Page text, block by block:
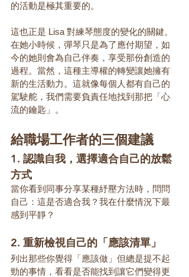
的活動是極其重要的。
這也正是 Lisa 對練琴態度的變化的關鍵。
在她小時候，彈琴只是為了應付期望，如
今的她則會為自己伴奏，享受那份創造的
過程。當然，這種主導權的轉變讓她擁有
新的生活動力。這就像每個人都有自己的
駕駛舵，我們需要負責任地找到那把「心
流的鑰匙」。
給職場工作者的三個建議
1. 認識自我，選擇適合自己的放鬆
方式
當你看到同事分享某種紓壓方法時，問問
自己：這是否適合我？我在什麼情況下最
感到平靜？
2. 重新檢視自己的「應該清單」
列出那些你覺得「應該做」但總是提不起
勁的事情，看看是否能找到讓它們變得更